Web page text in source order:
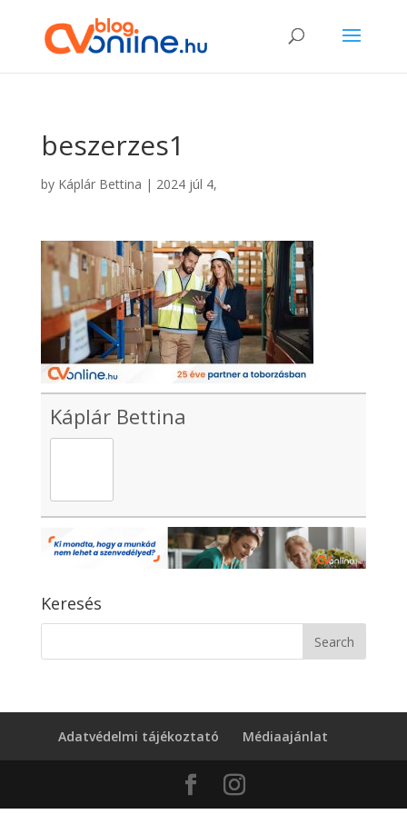
beszerzes1
by Káplár Bettina | 2024 júl 4,
Káplár Bettina
Keresés
Adatvédelmi tájékoztató Médiaajánlat